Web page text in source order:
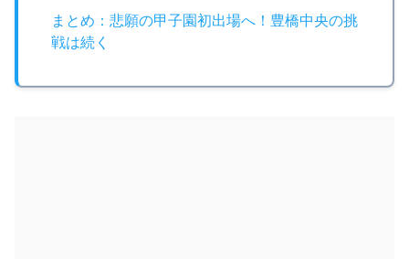
まとめ：悲願の甲子園初出場へ！豊橋中央の挑
戦は続く